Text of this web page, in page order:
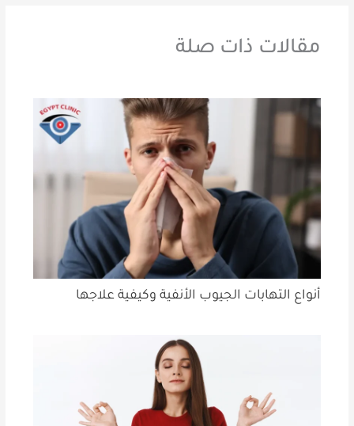
مقالات ذات صلة
أنواع التهابات الجيوب الأنفية وكيفية علاجها